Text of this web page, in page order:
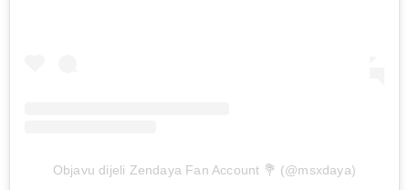
Objavu dijeli Zendaya Fan Account 💐 (@msxdaya)